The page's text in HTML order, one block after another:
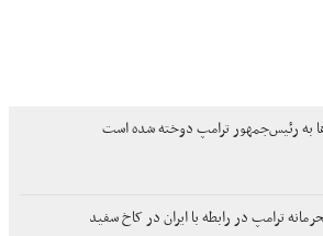
به رئیس‌جمهور ترامپ دوخته شده است
ترامپ در رابطه با ایران در کاخ سفید